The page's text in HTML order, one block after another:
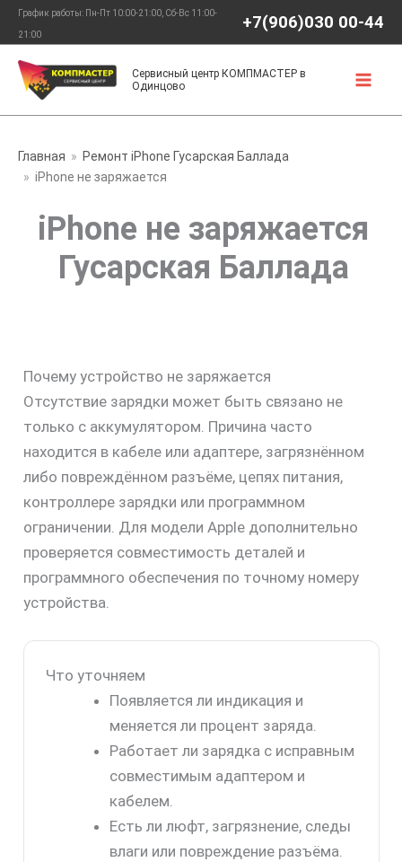
Перейти
содержимому
График работы: Пн-Пт 10:00-21:00, Сб-Вс 11:00-
21:00
+7(906)030 00-44
Сервисный центр КОМПМАСТЕР в
Одинцово
Главная
Ремонт iPhone Гусарская Баллада
iPhone не заряжается
iPhone не заряжается
Гусарская Баллада
Почему устройство не заряжается
Отсутствие зарядки может быть связано не
только с аккумулятором. Причина часто
находится в кабеле или адаптере, загрязнённом
либо повреждённом разъёме, цепях питания,
контроллере зарядки или программном
ограничении. Для модели Apple дополнительно
проверяется совместимость деталей и
программного обеспечения по точному номеру
устройства.
Что уточняем
Появляется ли индикация и
меняется ли процент заряда.
Работает ли зарядка с исправным
совместимым адаптером и
кабелем.
Есть ли люфт, загрязнение, следы
влаги или повреждение разъёма.